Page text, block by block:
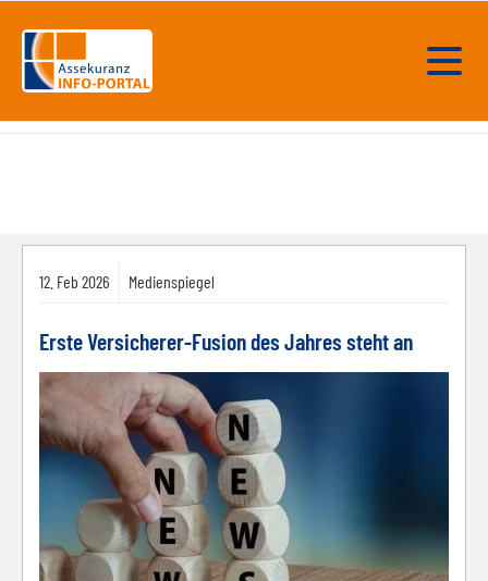
12. Feb 2026 Medienspiegel
Erste Versicherer-Fusion des Jahres steht an